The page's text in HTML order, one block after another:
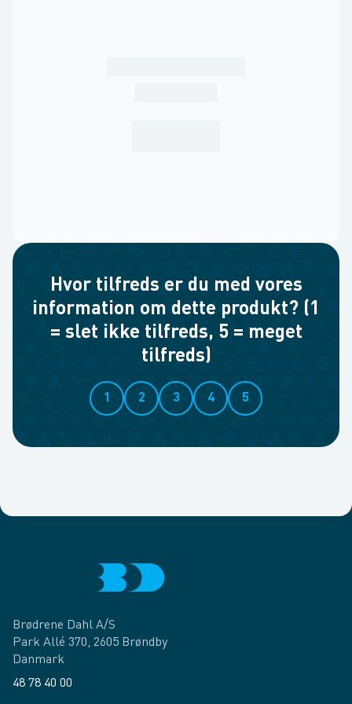
Hvor tilfreds er du med vores
information om dette produkt? (1
= slet ikke tilfreds, 5 = meget
tilfreds)
1 2 3 4 5
Brødrene Dahl A/S
Park Allé 370, 2605 Brøndby
Danmark
48 78 40 00